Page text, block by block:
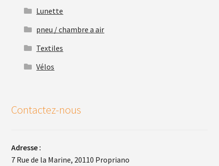
Lunette
pneu / chambre a air
Textiles
Vélos
Contactez-nous
Adresse :
7 Rue de la Marine, 20110 Propriano